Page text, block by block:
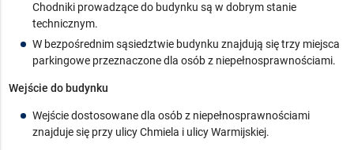
Chodniki prowadzące do budynku są w dobrym stanie
technicznym.
W bezpośrednim sąsiedztwie budynku znajdują się trzy miejsca
parkingowe przeznaczone dla osób z niepełnosprawnościami.
Wejście do budynku
Wejście dostosowane dla osób z niepełnosprawnościami
znajduje się przy ulicy Chmiela i ulicy Warmijskiej.